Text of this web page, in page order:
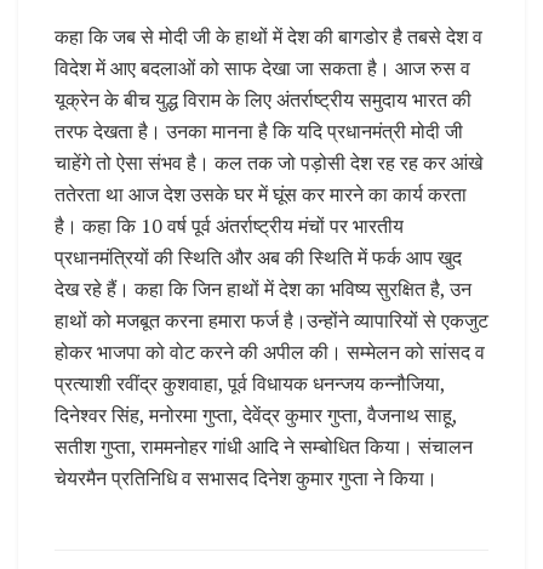
कहा कि जब से मोदी जी के हाथों में देश की बागडोर है तबसे देश व
विदेश में आए बदलाओं को साफ देखा जा सकता है। आज रुस व
यूक्रेन के बीच युद्ध विराम के लिए अंतर्राष्ट्रीय समुदाय भारत की
तरफ देखता है। उनका मानना है कि यदि प्रधानमंत्री मोदी जी
चाहेंगे तो ऐसा संभव है। कल तक जो पड़ोसी देश रह रह कर आंखे
ततेरता था आज देश उसके घर में घूंस कर मारने का कार्य करता
है। कहा कि 10 वर्ष पूर्व अंतर्राष्ट्रीय मंचों पर भारतीय
प्रधानमंत्रियों की स्थिति और अब की स्थिति में फर्क आप खुद
देख रहे हैं। कहा कि जिन हाथों में देश का भविष्य सुरक्षित है, उन
हाथों को मजबूत करना हमारा फर्ज है।उन्होंने व्यापारियों से एकजुट
होकर भाजपा को वोट करने की अपील की। सम्मेलन को सांसद व
प्रत्याशी रवींद्र कुशवाहा, पूर्व विधायक धनन्जय कन्नौजिया,
दिनेश्वर सिंह, मनोरमा गुप्ता, देवेंद्र कुमार गुप्ता, वैजनाथ साहू,
सतीश गुप्ता, राममनोहर गांधी आदि ने सम्बोधित किया। संचालन
चेयरमैन प्रतिनिधि व सभासद दिनेश कुमार गुप्ता ने किया।